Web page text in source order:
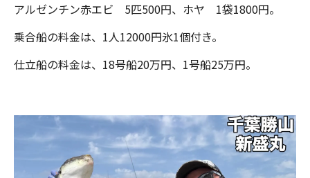
アルゼンチン赤エビ 5匹500円、ホヤ 1袋1800円。
乗合船の料金は、1人12000円氷1個付き。
仕立船の料金は、18号船20万円、1号船25万円。